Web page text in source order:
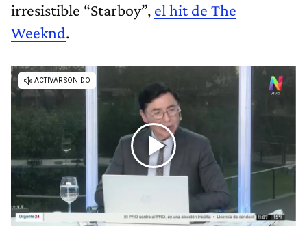
irresistible “Starboy”, el hit de The
Weeknd.